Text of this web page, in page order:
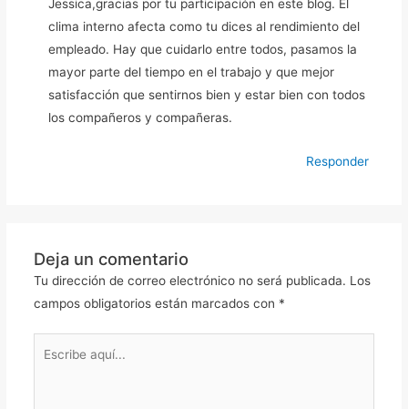
Jessica,gracias por tu participación en este blog. El
clima interno afecta como tu dices al rendimiento del
empleado. Hay que cuidarlo entre todos, pasamos la
mayor parte del tiempo en el trabajo y que mejor
satisfacción que sentirnos bien y estar bien con todos
los compañeros y compañeras.
Responder
Deja un comentario
Tu dirección de correo electrónico no será publicada. Los
campos obligatorios están marcados con *